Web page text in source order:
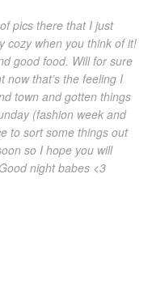
pics there that I just
cozy when you think of it!
good food. Will for sure
that’s the feeling I
town and gotten things
(fashion week and
to sort some things out
so I hope you will
night babes <3